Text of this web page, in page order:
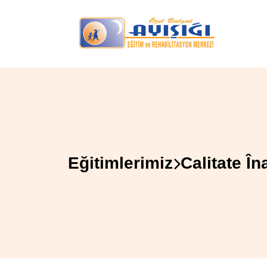
Eğitimlerimiz Calitate